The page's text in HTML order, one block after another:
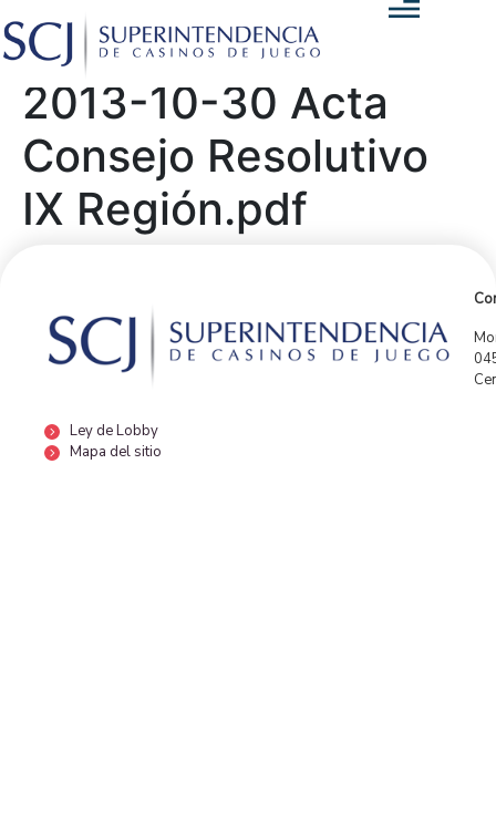
2013-10-30 Acta
Consejo Resolutivo
IX Región.pdf
Ley de Lobby
Mapa del sitio